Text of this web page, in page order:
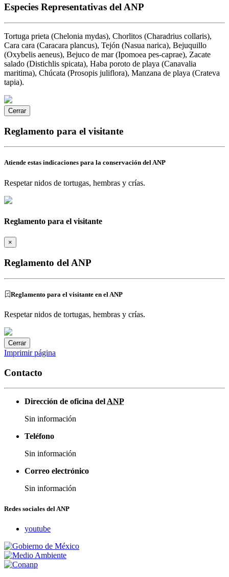
Especies Representativas del ANP
Tortuga prieta (Chelonia mydas), Chorlitos (Charadrius collaris),
Cara cara (Caracara plancus), Tejón (Nasua narica), Bejuquillo
(Oxybelis aeneus), Bejuco de mar (Ipomoea pes-caprae), Zacate
salado (Distichlis spicata), Haba poroto de playa (Canavalia
maritima), Chúcata (Prosopis juliflora), Manzana de playa (Crateva
tapia).
Cerrar
Reglamento para el visitante
Atiende estas indicaciones para la conservación del ANP
Respetar nidos de tortugas, hembras y crías.
Reglamento para el visitante
×
Reglamento del ANP
Reglamento para el visitante en el ANP
Respetar nidos de tortugas, hembras y crías.
Cerrar
Imprimir página
Contacto
Dirección de oficina delANP
Sin información
Teléfono
Sin información
Correo electrónico
Sin información
Redes sociales del ANP
youtube